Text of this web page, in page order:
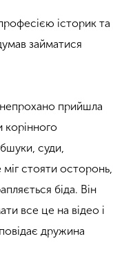
історик та
займатися
прийшла
корінного
суди,
стояти осторонь,
біда. Він
все це на відео і
дружина